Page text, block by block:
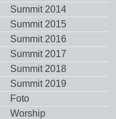
Summit 2014
Summit 2015
Summit 2016
Summit 2017
Summit 2018
Summit 2019
Foto
Worship